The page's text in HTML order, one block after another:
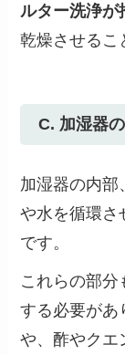
ルター洗浄が
乾燥させるこ
C. 加湿器
加湿器の内部
や水を循環さ
です。
これらの部
する必要があ
や、酢やクエ